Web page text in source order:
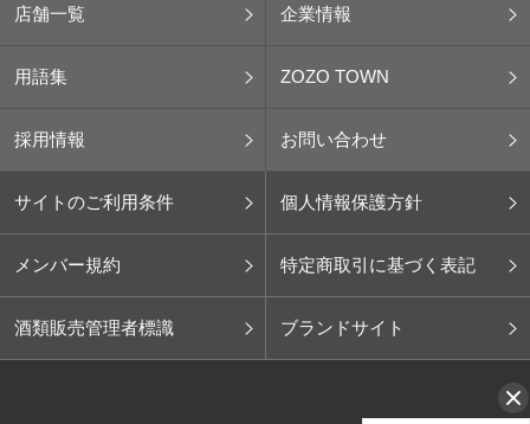
店舗一覧 企業情報
用語集 ZOZO TOWN
採用情報 お問い合わせ
サイトのご利用条件 個人情報保護方針
メンバー規約 特定商取引に基づく表記
酒類販売管理者標識 ブランドサイト